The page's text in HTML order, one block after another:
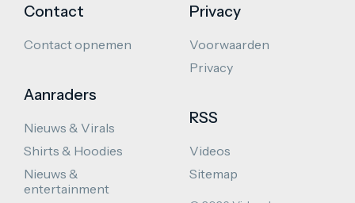
Contact
Contact opnemen
Aanraders
Nieuws & Virals
Shirts & Hoodies
Nieuws &
entertainment
Privacy
Voorwaarden
Privacy
RSS
Videos
Sitemap